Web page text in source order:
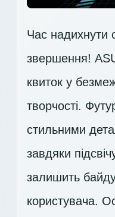
Час надихнути
звершення!
квиток у
творчості.
стильними
завдяки
залишить
користувача.